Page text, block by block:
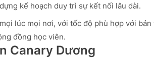
kế hoạch duy trì sự kết nối lâu dài.
lúc mọi nơi, với tốc độ phù hợp với
đồng học viên.
Canary Dương